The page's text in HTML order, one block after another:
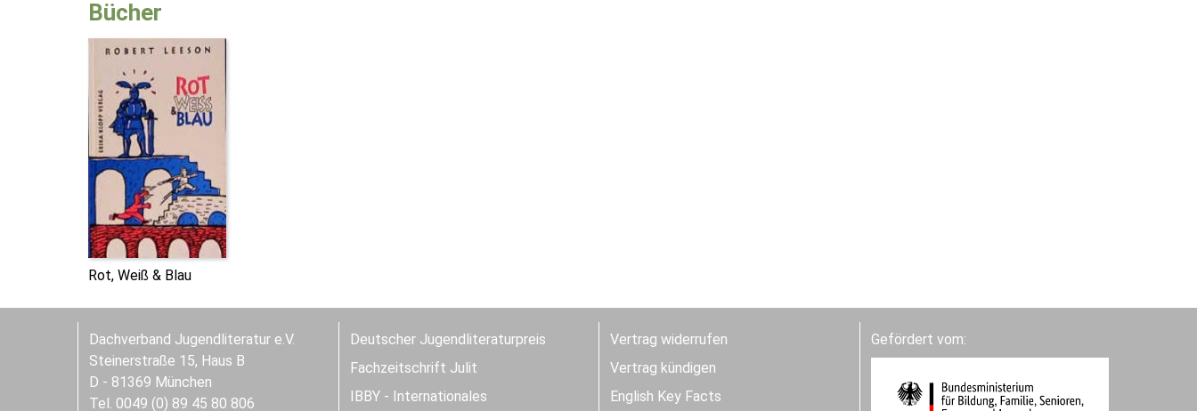
Bücher
Rot, Weiß & Blau
Dachverband Jugendliteratur e.V.
Steinerstraße 15, Haus B
D - 81369 München
Tel. 0049 (0) 89 45 80 806
Deutscher Jugendliteraturpreis
Fachzeitschrift Julit
IBBY - Internationales
Vertrag widerrufen
Vertrag kündigen
English Key Facts
Gefördert vom: